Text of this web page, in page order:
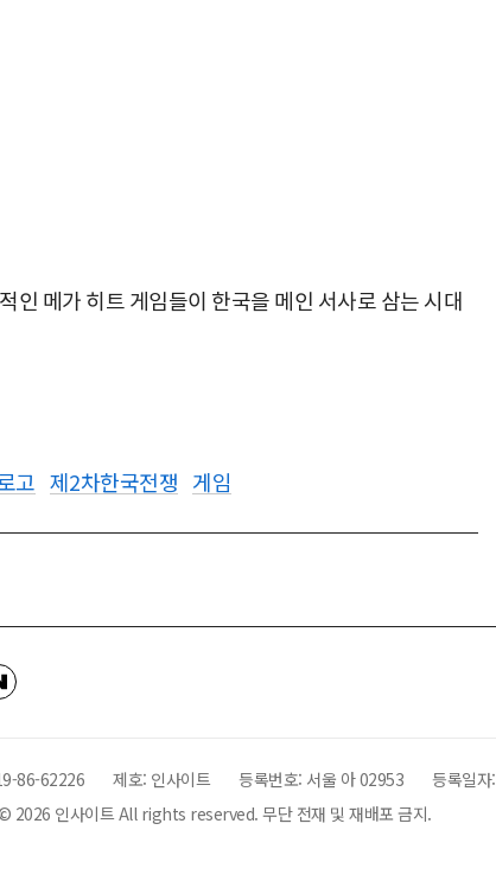
인 메가 히트 게임들이 한국을 메인 서사로 삼는 시대
고 제2차한국전쟁 게임
86-62226 제호: 인사이트 등록번호: 서울 아 02953 등록일자:
2026 인사이트 All rights reserved. 무단 전재 및 재배포 금지.